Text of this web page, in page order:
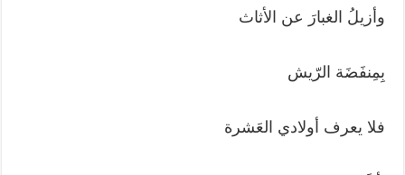
وأزيلُ الغبارَ عن الأثاث
بِمِنفَضَة الرّيش
فلا يعرف أولادي العَشرة